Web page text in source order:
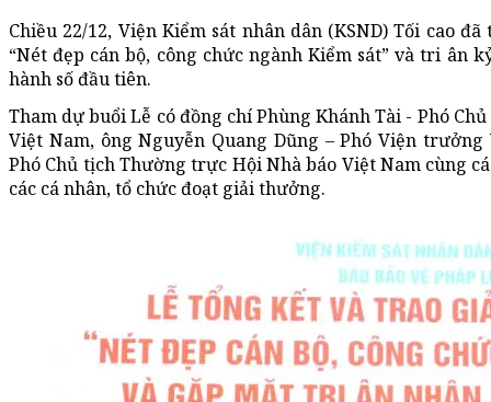
Chiều 22/12, Viện Kiểm sát nhân dân (KSND) Tối cao
“Nét đẹp cán bộ, công chức ngành Kiểm sát” và tri ân
hành số đầu tiên.
Tham dự buổi Lễ có đồng chí Phùng Khánh Tài - Phó
Việt Nam, ông Nguyễn Quang Dũng – Phó Viện trưởng
Phó Chủ tịch Thường trực Hội Nhà báo Việt Nam cùng
các cá nhân, tổ chức đoạt giải thưởng.